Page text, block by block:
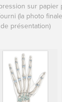
sur papier
(la photo
de présentation)